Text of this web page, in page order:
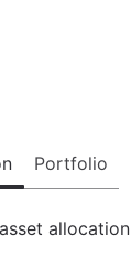
Portfolio
allocation